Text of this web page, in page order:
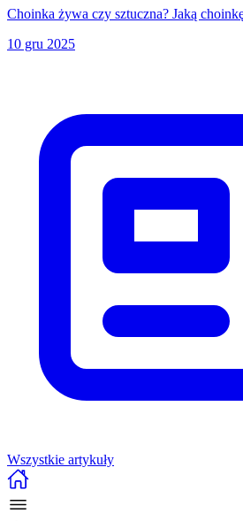
Choinka żywa czy sztuczna? Jaką
10 gru 2025
Wszystkie artykuły